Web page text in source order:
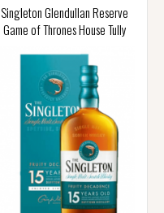
Singleton Glendullan Reserve
Game of Thrones House Tully